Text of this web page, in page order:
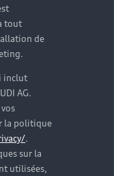
tout
de
inclut
AG.
la politique
.
sur la
utilisées,